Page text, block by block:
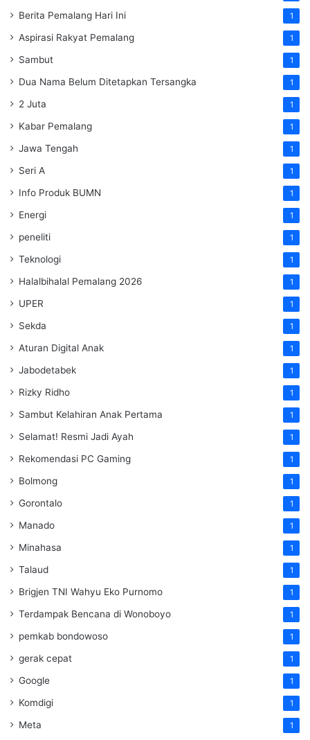
Berita Pemalang Hari Ini 1
Aspirasi Rakyat Pemalang 1
Sambut 1
Dua Nama Belum Ditetapkan Tersangka 1
2 Juta 1
Kabar Pemalang 1
Jawa Tengah 1
Seri A 1
Info Produk BUMN 1
Energi 1
peneliti 1
Teknologi 1
Halalbihalal Pemalang 2026 1
UPER 1
Sekda 1
Aturan Digital Anak 1
Jabodetabek 1
Rizky Ridho 1
Sambut Kelahiran Anak Pertama 1
Selamat! Resmi Jadi Ayah 1
Rekomendasi PC Gaming 1
Bolmong 1
Gorontalo 1
Manado 1
Minahasa 1
Talaud 1
Brigjen TNI Wahyu Eko Purnomo 1
Terdampak Bencana di Wonoboyo 1
pemkab bondowoso 1
gerak cepat 1
Google 1
Komdigi 1
Meta 1